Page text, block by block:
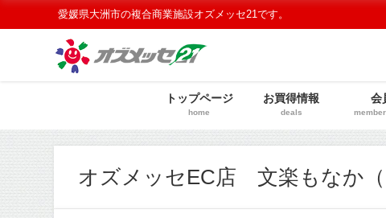
愛媛県大洲市の複合商業施設オズメッセ21です。
トップページ
home
お買得情報
deals
会
オズメッセEC店 文楽もなか（